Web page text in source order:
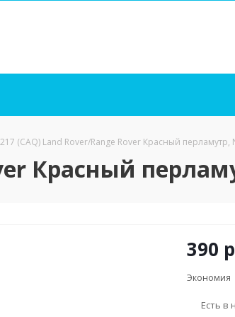
(CAQ) Land Rover/Range Rover Красный перламутр,
Красный
390
Экономия
Есть в